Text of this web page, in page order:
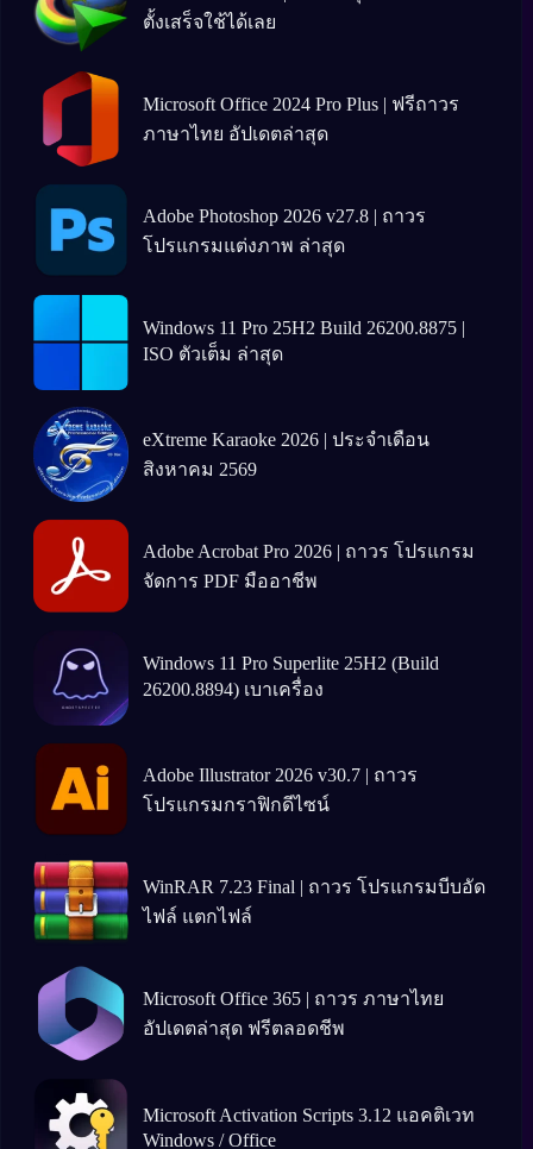
ตั้งเสร็จใช้ได้เลย
Microsoft Office 2024 Pro Plus | ฟรีถาวร
ภาษาไทย อัปเดตล่าสุด
Adobe Photoshop 2026 v27.8 | ถาวร
โปรแกรมแต่งภาพ ล่าสุด
Windows 11 Pro 25H2 Build 26200.8875 |
ISO ตัวเต็ม ล่าสุด
eXtreme Karaoke 2026 | ประจำเดือน
สิงหาคม 2569
Adobe Acrobat Pro 2026 | ถาวร โปรแกรม
จัดการ PDF มืออาชีพ
Windows 11 Pro Superlite 25H2 (Build
26200.8894) เบาเครื่อง
Adobe Illustrator 2026 v30.7 | ถาวร
โปรแกรมกราฟิกดีไซน์
WinRAR 7.23 Final | ถาวร โปรแกรมบีบอัด
ไฟล์ แตกไฟล์
Microsoft Office 365 | ถาวร ภาษาไทย
อัปเดตล่าสุด ฟรีตลอดชีพ
Microsoft Activation Scripts 3.12 แอคติเวท
Windows / Office